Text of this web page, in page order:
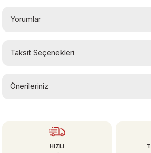
Yorumlar
Taksit Seçenekleri
Önerileriniz
HIZLI